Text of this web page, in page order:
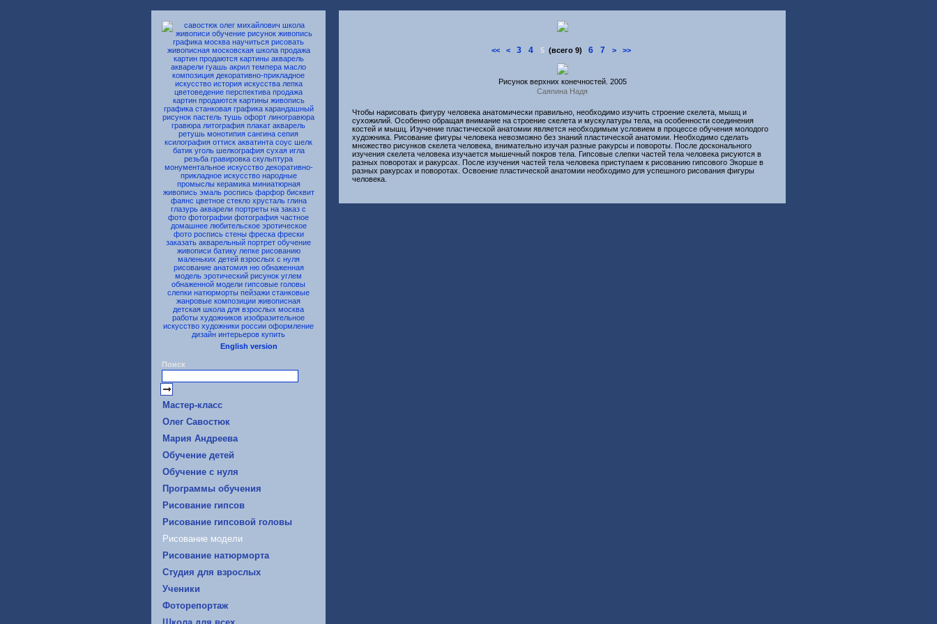
English version
Поиск
Mастер-класс
Oлег Савостюк
Мария Андреева
Обучение детей
Обучение с нуля
Программы обучения
Рисование гипсов
Рисование гипсовой головы
Рисование модели
Рисование натюрморта
Студия для взрослых
Ученики
Фоторепортаж
<< < 3 4 5 (всего 9) 6 7 > >>
Рисунок верхних конечностей. 2005
Саяпина Надя
Чтобы нарисовать фигуру человека анатомически правильно, необходимо изучить строение скелета, мышц и
сухожилий. Особенно обращая внимание на строение скелета и мускулатуры тела, на особенности соединения
костей и мышц. Изучение пластической анатомии является необходимым условием в процессе обучения молодого
художника. Рисование фигуры человека невозможно без знаний пластической анатомии. Необходимо сделать
множество рисунков скелета человека, внимательно изучая разные ракурсы и повороты. После досконального
изучения скелета человека изучается мышечный покров тела. Гипсовые слепки частей тела человека рисуются в
разных поворотах и ракурсах. После изучения частей тела человека приступаем к рисованию гипсового Экорше в
разных ракурсах и поворотах. Освоение пластической анатомии необходимо для успешного рисования фигуры
человека.